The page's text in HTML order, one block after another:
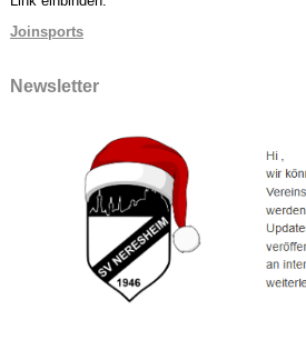
Joinsports
Newsletter